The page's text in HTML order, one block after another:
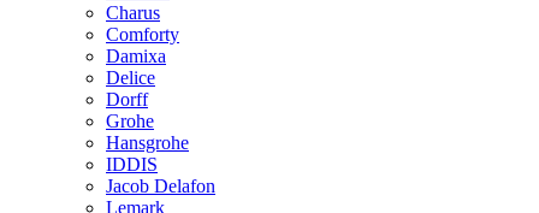
Charus
Comforty
Damixa
Delice
Dorff
Grohe
Hansgrohe
IDDIS
Jacob Delafon
Lemark